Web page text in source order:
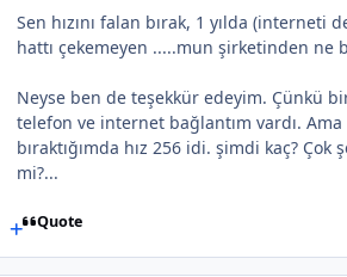
Sen hızını falan bırak, 1 yılda (interneti
hattı çekemeyen .....mun şirketinden ne
Neyse ben de teşekkür edeyim. Çünkü
telefon ve internet bağlantım vardı.
bıraktığımda hız 256 idi. şimdi kaç? Çok
mi?...
Quote